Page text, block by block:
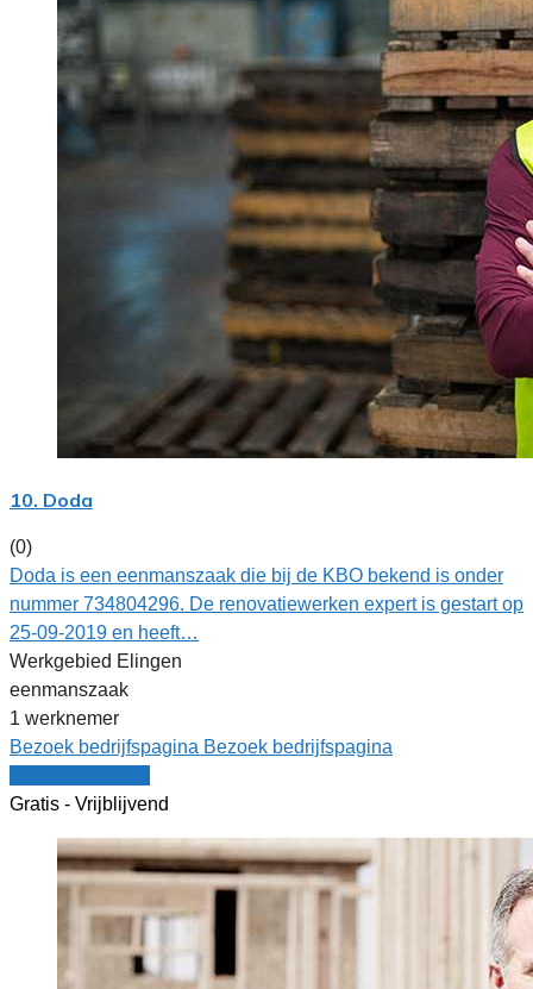
10. Doda
(0)
Doda is een eenmanszaak die bij de KBO bekend is onder
nummer 734804296. De renovatiewerken expert is gestart op
25-09-2019 en heeft…
Werkgebied Elingen
eenmanszaak
1 werknemer
Bezoek bedrijfspagina Bezoek bedrijfspagina
Gratis - Vrijblijvend